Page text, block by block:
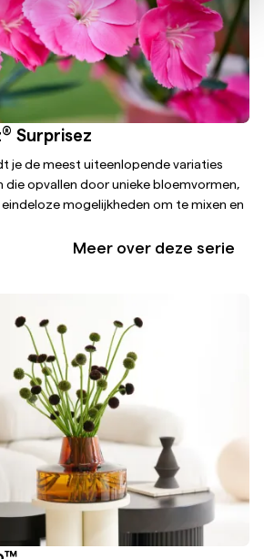
® Surprisez
je de meest uiteenlopende variaties
die opvallen door unieke bloemvormen,
mogelijkheden om te mixen en
Meer over deze serie